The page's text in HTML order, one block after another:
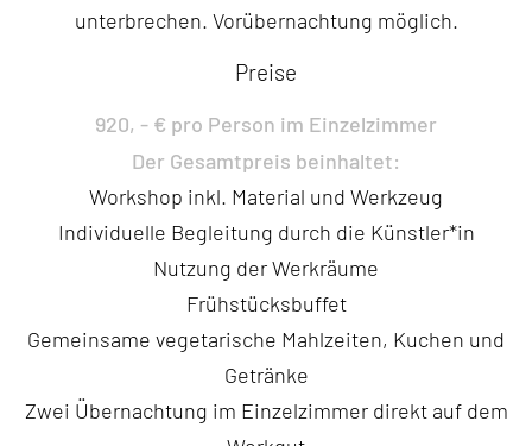
unterbrechen. Vorübernachtung möglich.
Preise
920, - € pro Person im Einzelzimmer
Der Gesamtpreis beinhaltet:
Workshop inkl. Material und Werkzeug
Individuelle Begleitung durch die Künstler*in
Nutzung der Werkräume
Frühstücksbuffet
Gemeinsame vegetarische Mahlzeiten, Kuchen und
Getränke
Zwei Übernachtung im Einzelzimmer direkt auf dem